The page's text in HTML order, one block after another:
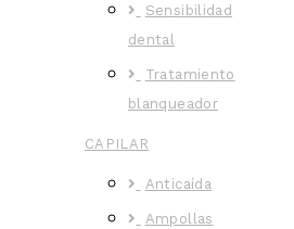
Sensibilidad
dental
Tratamiento
blanqueador
CAPILAR
Anticaída
Ampollas